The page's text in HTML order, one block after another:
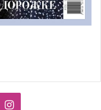
Instagram